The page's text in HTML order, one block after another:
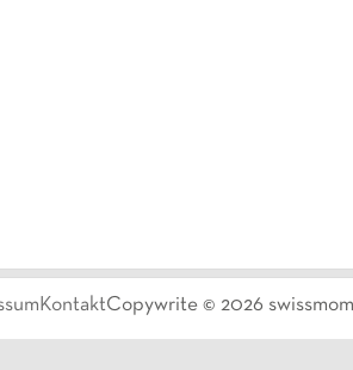
KontaktCopywrite © 2026 swissmom